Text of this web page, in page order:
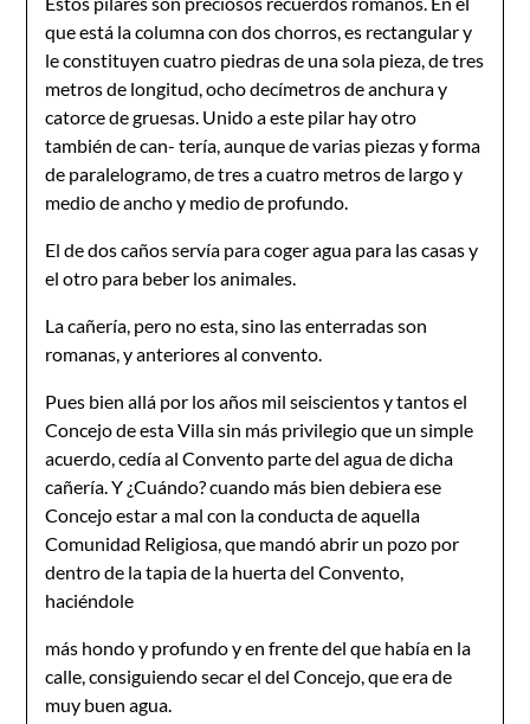
que está la columna con dos chorros, es rectangular y
le constituyen cuatro piedras de una sola pieza, de tres
metros de longitud, ocho decímetros de anchura y
catorce de gruesas. Unido a este pilar hay otro
también de can- tería, aunque de varias piezas y forma
de paralelogramo, de tres a cuatro metros de largo y
medio de ancho y medio de profundo.
El de dos caños servía para coger agua para las casas y
el otro para beber los animales.
La cañería, pero no esta, sino las enterradas son
romanas, y anteriores al convento.
Pues bien allá por los años mil seiscientos y tantos el
Concejo de esta Villa sin más privilegio que un simple
acuerdo, cedía al Convento parte del agua de dicha
cañería. Y ¿Cuándo? cuando más bien debiera ese
Concejo estar a mal con la conducta de aquella
Comunidad Religiosa, que mandó abrir un pozo por
dentro de la tapia de la huerta del Convento,
haciéndole
más hondo y profundo y en frente del que había en la
calle, consiguiendo secar el del Concejo, que era de
muy buen agua.